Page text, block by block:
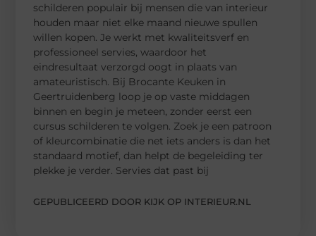
schilderen populair bij mensen die van interieur
houden maar niet elke maand nieuwe spullen
willen kopen. Je werkt met kwaliteitsverf en
professioneel servies, waardoor het
eindresultaat verzorgd oogt in plaats van
amateuristisch. Bij Brocante Keuken in
Geertruidenberg loop je op vaste middagen
binnen en begin je meteen, zonder eerst een
cursus schilderen te volgen. Zoek je een patroon
of kleurcombinatie die net iets anders is dan het
standaard motief, dan helpt de begeleiding ter
plekke je verder. Servies dat past bij
GEPUBLICEERD DOOR KIJK OP INTERIEUR.NL